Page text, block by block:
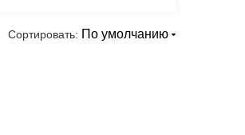
Сортировать: По умолчанию